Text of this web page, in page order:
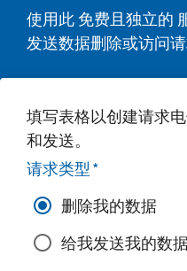
使用此 免费且独立的
发送数据删除或访问请
填写表格以创建请求
和发送。
请求类型 *
删除我的数据
给我发送我的数